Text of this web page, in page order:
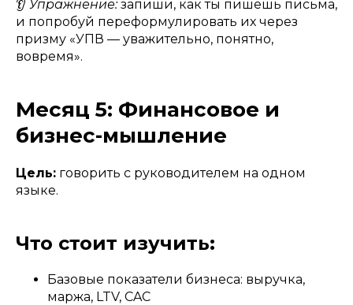
👂 Упражнение:запиши, как ты пишешь письма,
и попробуй переформулировать их через
призму «УПВ — уважительно, понятно,
вовремя».
Месяц 5: Финансовое и
бизнес-мышление
Цель: говорить с руководителем на одном
языке.
Что стоит изучить:
Базовые показатели бизнеса: выручка,
маржа, LTV, CAC